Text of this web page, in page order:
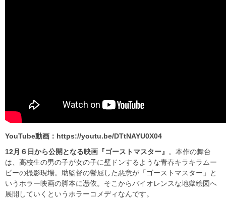
YouTube動画：https://youtu.be/DTtNAYU0X04
12月６日から公開となる映画『ゴーストマスター』
。本作の舞台
は、高校生の男の子が女の子に壁ドンするような青春キラキラムー
ビーの撮影現場。助監督の鬱屈した悪意が「ゴーストマスター」と
いうホラー映画の脚本に憑依。そこからバイオレンスな地獄絵図へ
展開していくというホラーコメディなんです。